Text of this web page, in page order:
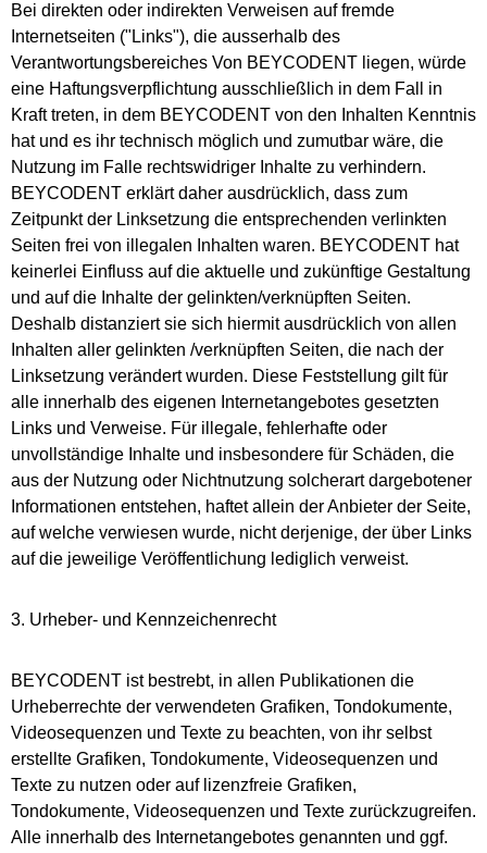
Bei direkten oder indirekten Verweisen auf fremde
Internetseiten ("Links"), die ausserhalb des
Verantwortungsbereiches Von BEYCODENT liegen, würde
eine Haftungsverpflichtung ausschließlich in dem Fall in
Kraft treten, in dem BEYCODENT von den Inhalten Kenntnis
hat und es ihr technisch möglich und zumutbar wäre, die
Nutzung im Falle rechtswidriger Inhalte zu verhindern.
BEYCODENT erklärt daher ausdrücklich, dass zum
Zeitpunkt der Linksetzung die entsprechenden verlinkten
Seiten frei von illegalen Inhalten waren. BEYCODENT hat
keinerlei Einfluss auf die aktuelle und zukünftige Gestaltung
und auf die Inhalte der gelinkten/verknüpften Seiten.
Deshalb distanziert sie sich hiermit ausdrücklich von allen
Inhalten aller gelinkten /verknüpften Seiten, die nach der
Linksetzung verändert wurden. Diese Feststellung gilt für
alle innerhalb des eigenen Internetangebotes gesetzten
Links und Verweise. Für illegale, fehlerhafte oder
unvollständige Inhalte und insbesondere für Schäden, die
aus der Nutzung oder Nichtnutzung solcherart dargebotener
Informationen entstehen, haftet allein der Anbieter der Seite,
auf welche verwiesen wurde, nicht derjenige, der über Links
auf die jeweilige Veröffentlichung lediglich verweist.
3. Urheber- und Kennzeichenrecht
BEYCODENT ist bestrebt, in allen Publikationen die
Urheberrechte der verwendeten Grafiken, Tondokumente,
Videosequenzen und Texte zu beachten, von ihr selbst
erstellte Grafiken, Tondokumente, Videosequenzen und
Texte zu nutzen oder auf lizenzfreie Grafiken,
Tondokumente, Videosequenzen und Texte zurückzugreifen.
Alle innerhalb des Internetangebotes genannten und ggf.